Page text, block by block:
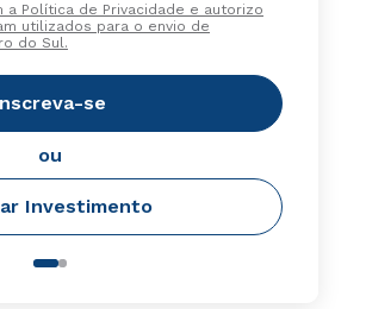
a Política de Privacidade e autorizo
utilizados para o envio de
do Sul.
se
ou
Investimento